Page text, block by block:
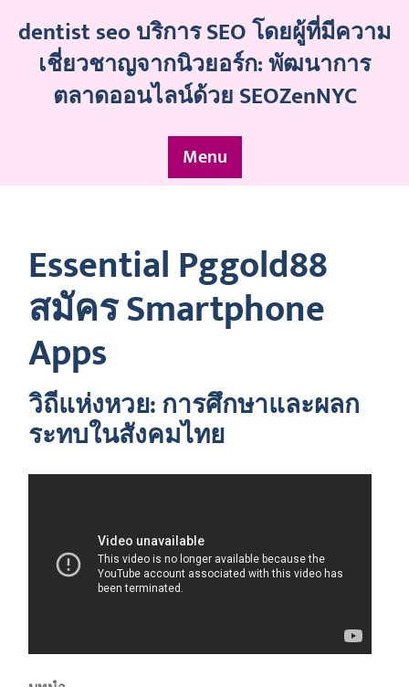
content
dentist seo บริการ SEO โดยผู้ที่มีความ
เชี่ยวชาญจากนิวยอร์ก: พัฒนาการ
ตลาดออนไลน์ด้วย SEOZenNYC
Menu
Essential Pggold88
สมัคร Smartphone
Apps
วิถีแห่งหวย: การศึกษาและผลก
ระทบในสังคมไทย